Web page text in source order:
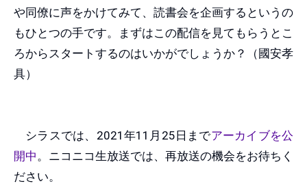
や同僚に声をかけてみて、読書会を企画するというの
もひとつの手です。まずはこの配信を見てもらうとこ
ろからスタートするのはいかがでしょうか？（國安孝
具）
シラスでは、2021年11月25日までアーカイブを公
開中。ニコニコ生放送では、再放送の機会をお待ちく
ださい。